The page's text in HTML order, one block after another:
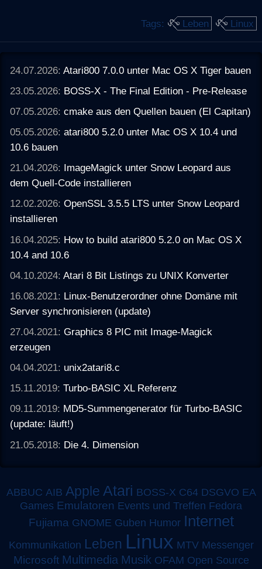
Tags: Leben Linux
24.07.2026:Atari800 7.0.0 unter Mac OS X Tiger bauen
23.05.2026: BOSS-X - The Final Edition - Pre-Release
07.05.2026:cmake aus den Quellen bauen (El Capitan)
05.05.2026:atari800 5.2.0 unter Mac OS X 10.4 und
10.6 bauen
21.04.2026: ImageMagick unter Snow Leopard aus
dem Quell-Code installieren
12.02.2026:OpenSSL 3.5.5 LTS unter Snow Leopard
installieren
16.04.2025: How to build atari800 5.2.0 on Mac OS X
10.4 and 10.6
04.10.2024:Atari 8 Bit Listings zu UNIX Konverter
16.08.2021: Linux-Benutzerordner ohne Domäne mit
Server synchronisieren (update)
27.04.2021:Graphics 8 PIC mit Image-Magick
erzeugen
04.04.2021: unix2atari8.c
15.11.2019:Turbo-BASIC XL Referenz
09.11.2019: MD5-Summengenerator für Turbo-BASIC
(update: läuft!)
21.05.2018: Die 4. Dimension
ABBUC AIB Apple Atari BOSS-X C64 DSGVO EA
Games Emulatoren Events und Treffen Fedora
Fujiama GNOME Guben Humor Internet
Kommunikation Leben Linux MTV Messenger
Microsoft Multimedia Musik OFAM Open Source